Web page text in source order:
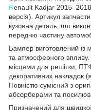
Renault Kadjar 2015–2018
версія). Артикул
кузовна деталь, що
передню частину
Бампер виготовлений із
та атмосферного
місцями для решітки,
декоративних накладок
Повністю сумісний з
абсорберами та
Призначений для